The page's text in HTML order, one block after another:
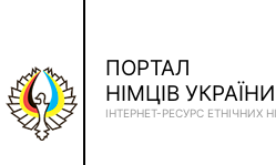
ПОРТАЛ
НІМЦІВ УКРАЇНИ
ІНТЕРНЕТ-РЕСУРС ЕТНІЧНИХ